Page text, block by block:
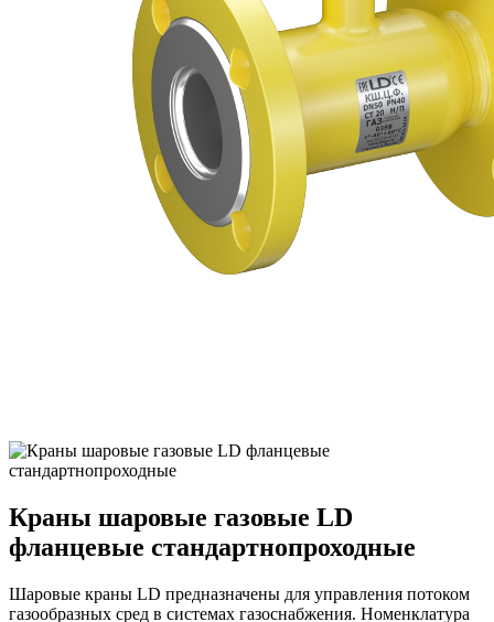
Краны шаровые газовые LD
фланцевые стандартнопроходные
Шаровые краны LD предназначены для управления потоком
газообразных сред в системах газоснабжения. Номенклатура